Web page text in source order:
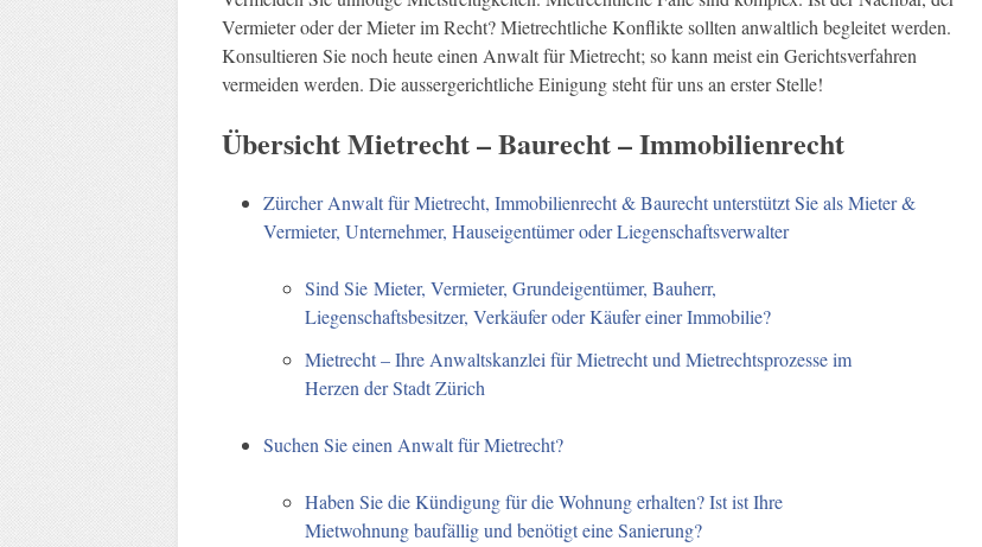
Vermieter oder der Mieter im Recht? Mietrechtliche Konflikte sollten anwaltlich begleitet werden.
Konsultieren Sie noch heute einen Anwalt für Mietrecht; so kann meist ein Gerichtsverfahren
vermeiden werden. Die aussergerichtliche Einigung steht für uns an erster Stelle!
Übersicht Mietrecht – Baurecht – Immobilienrecht
Zürcher Anwalt für Mietrecht, Immobilienrecht & Baurecht unterstützt Sie als Mieter &
Vermieter, Unternehmer, Hauseigentümer oder Liegenschaftsverwalter
Sind Sie Mieter, Vermieter, Grundeigentümer, Bauherr,
Liegenschaftsbesitzer, Verkäufer oder Käufer einer Immobilie?
Mietrecht – Ihre Anwaltskanzlei für Mietrecht und Mietrechtsprozesse im
Herzen der Stadt Zürich
Suchen Sie einen Anwalt für Mietrecht?
Haben Sie die Kündigung für die Wohnung erhalten? Ist ist Ihre
Mietwohnung baufällig und benötigt eine Sanierung?